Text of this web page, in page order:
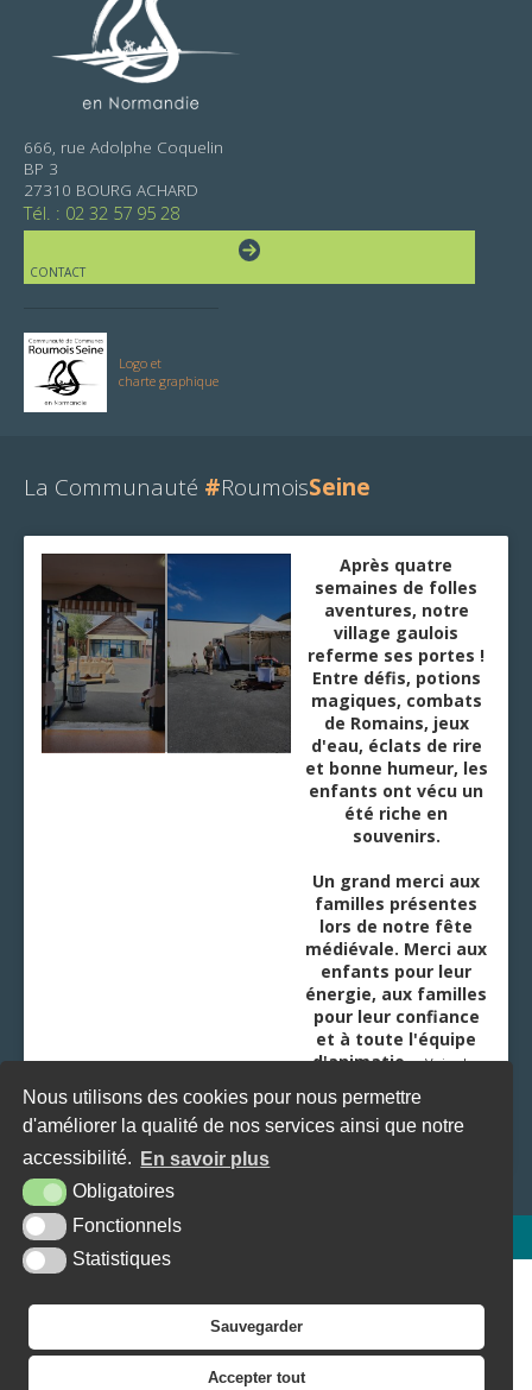
Nous utilisons des cookies pour nous permettre
d'améliorer la qualité de nos services ainsi que notre
accessibilité.
En savoir plus
Obligatoires
Fonctionnels
Statistiques
Sauvegarder
Accepter tout
666, rue Adolphe Coquelin
BP 3
27310 BOURG ACHARD
Tél. : 02 32 57 95 28
CONTACT
Logo et
charte graphique
La Communauté #RoumoisSeine
Après quatre
semaines de folles
aventures, notre
village gaulois
referme ses portes !
Entre défis, potions
magiques, combats
de Romains, jeux
d'eau, éclats de rire
et bonne humeur, les
enfants ont vécu un
été riche en
souvenirs.
Un grand merci aux
familles présentes
lors de notre fête
médiévale. Merci aux
enfants pour leur
énergie, aux familles
pour leur confiance
et à toute l'équipe
d'animatio ...Voir plus
Plan du site Mentions légales